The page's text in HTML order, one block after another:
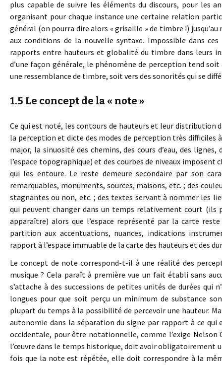
plus capable de suivre les éléments du discours, pour les
organisant pour chaque instance une certaine relation
général (on pourra dire alors « grisaille » de timbre !)
aux conditions de la nouvelle syntaxe. Impossible dans
rapports entre hauteurs et globalité du timbre dans leurs
d’une façon générale, le phénomène de perception tend
une ressemblance de timbre, soit vers des sonorités qui se
1.5 Le concept de la « note »
Ce qui est noté, les contours de hauteurs et leur distribution
la perception et dicte des modes de perception très difficiles
major, la sinuosité des chemins, des cours d’eau, des
l’espace topographique) et des courbes de niveaux
qui les entoure. Le reste demeure secondaire par son
remarquables, monuments, sources, maisons, etc. ; des
stagnantes ou non, etc. ; des textes servant à nommer les
qui peuvent changer dans un temps relativement court (ils
apparaître) alors que l’espace représenté par la carte
partition aux accentuations, nuances, indications
rapport à l’espace immuable de la carte des hauteurs et des
Le concept de note correspond-t-il à une réalité des
musique ? Cela paraît à première vue un fait établi sans
s’attache à des successions de petites unités de durées qui
longues pour que soit perçu un minimum de substance
plupart du temps à la possibilité de percevoir une hauteur.
autonomie dans la séparation du signe par rapport à ce
occidentale, pour être notationnelle, comme l’exige
l’œuvre dans le temps historique, doit avoir obligatoirement
fois que la note est répétée, elle doit correspondre à la